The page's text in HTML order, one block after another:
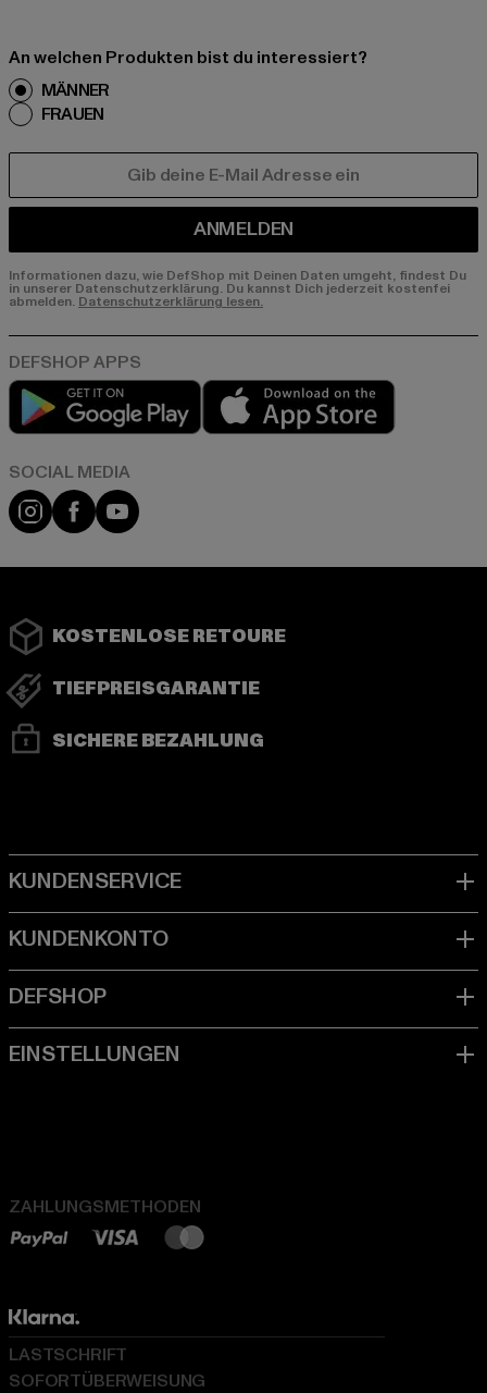
An welchen Produkten bist du interessiert?
MÄNNER
FRAUEN
ANMELDEN
Informationen dazu, wie DefShop mit Deinen Daten umgeht, findest Du
in unserer Datenschutzerklärung. Du kannst Dich jederzeit kostenfei
abmelden. Datenschutzerklärung lesen.
Play market
Instagram
FacebookYouTube
KOSTENLOSE RETOURE
TIEFPREISGARANTIE
SICHERE BEZAHLUNG
ZAHLUNGSMETHODEN
LASTSCHRIFT
SOFORTÜBERWEISUNG